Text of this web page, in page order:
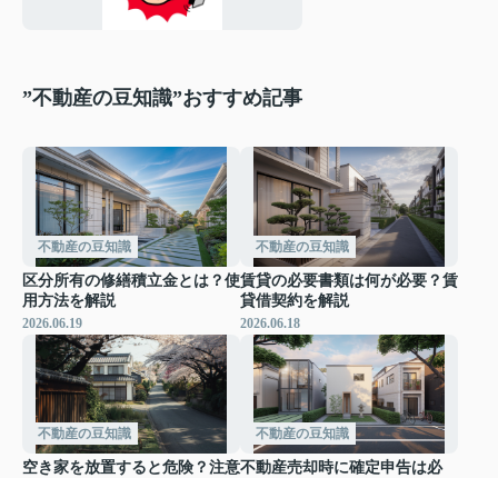
”不動産の豆知識”おすすめ記事
不動産の豆知識
区分所有の修繕積立金とは？使
用方法を解説
2026.06.19
不動産の豆知識
賃貸の必要書類は何が必要？賃
貸借契約を解説
2026.06.18
不動産の豆知識
空き家を放置すると危険？注意
不動産の豆知識
不動産売却時に確定申告は必